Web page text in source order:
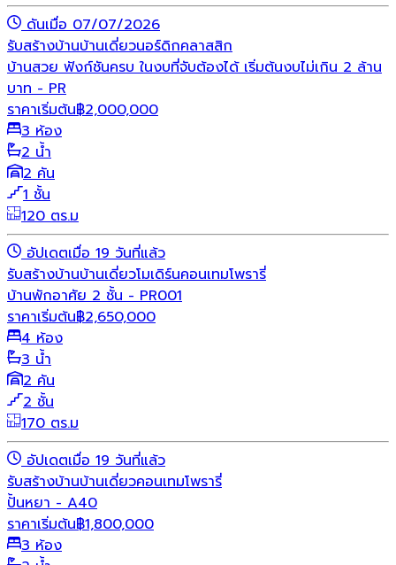
ดันเมื่อ 07/07/2026
รับสร้างบ้านบ้านเดี่ยวนอร์ดิกคลาสสิก
บ้านสวย ฟังก์ชันครบ ในงบที่จับต้องได้ เริ่มต้นงบไม่เกิน 2 ล้าน
บาท - PR
ราคาเริ่มต้น฿2,000,000
3 ห้อง
2 น้ำ
2 คัน
1 ชั้น
120 ตร.ม
อัปเดตเมื่อ 19 วันที่แล้ว
รับสร้างบ้านบ้านเดี่ยวโมเดิร์นคอนเทมโพรารี่
บ้านพักอาศัย 2 ชั้น - PR001
ราคาเริ่มต้น฿2,650,000
4 ห้อง
3 น้ำ
2 คัน
2 ชั้น
170 ตร.ม
อัปเดตเมื่อ 19 วันที่แล้ว
รับสร้างบ้านบ้านเดี่ยวคอนเทมโพรารี่
ปั้นหยา - A40
ราคาเริ่มต้น฿1,800,000
3 ห้อง